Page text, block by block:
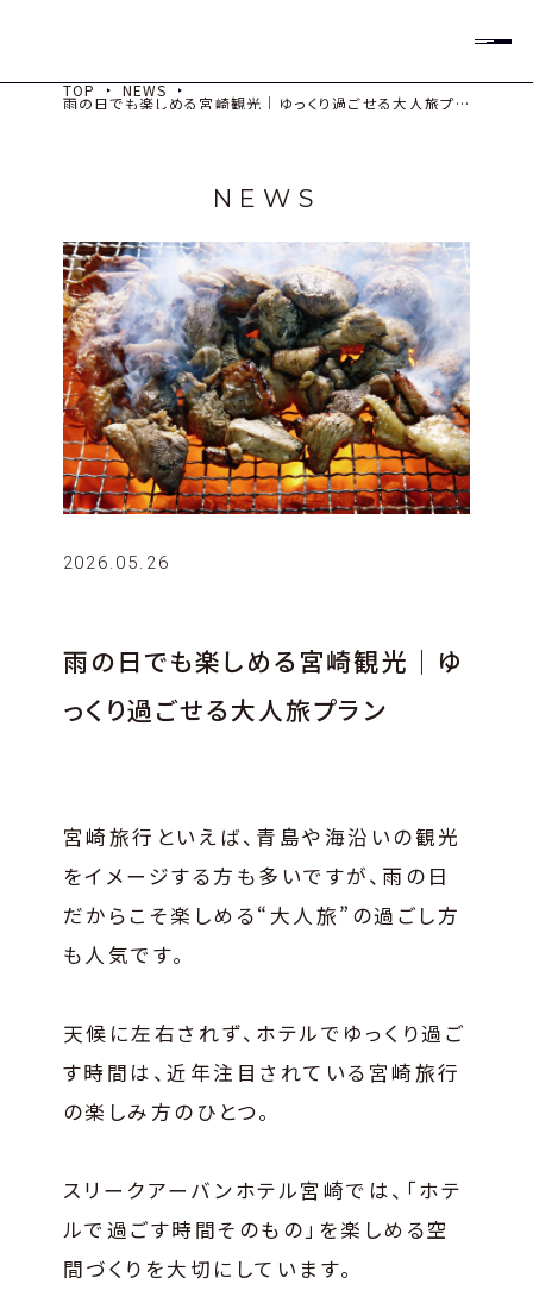
泊数 室数
大人 子供
小学生以下（添い寝）
TOP NEWS
雨の日でも楽しめる宮崎観光｜ゆっくり過ごせる大人旅プラ
NEWS
2026.05.26
雨の日でも楽しめる宮崎観光｜ゆ
っくり過ごせる大人旅プラン
宮崎旅行といえば、青島や海沿いの観光
をイメージする方も多いですが、雨の日
だからこそ楽しめる“大人旅”の過ごし方
も人気です。
天候に左右されず、ホテルでゆっくり過ご
す時間は、近年注目されている宮崎旅行
の楽しみ方のひとつ。
スリークアーバンホテル宮崎では、「ホテ
ルで過ごす時間そのもの」を楽しめる空
間づくりを大切にしています。